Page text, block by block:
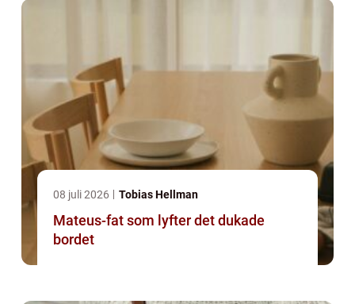
08 juli 2026 Tobias Hellman
Mateus-fat som lyfter det dukade
bordet